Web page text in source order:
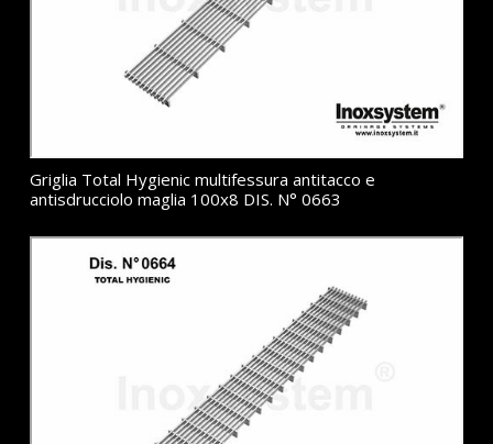
Griglia Total Hygienic multifessura antitacco e
antisdrucciolo maglia 100x8 DIS. N° 0663